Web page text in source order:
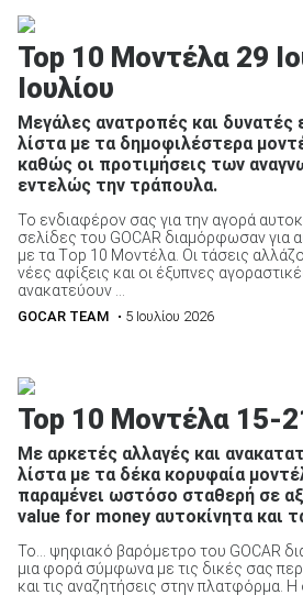
Top 10 Μοντέλα 29
Ιουλίου
Μεγάλες ανατροπές και δυνατές
λίστα με τα δημοφιλέστερα
καθώς οι προτιμήσεις των
εντελώς την τράπουλα.
Το ενδιαφέρον σας για την αγορά
σελίδες του GOCAR διαμόρφωσαν για
με τα Τop 10 Μοντέλα. Οι τάσεις
νέες αφίξεις και οι έξυπνες
ανακατεύουν ...
GOCAR TEAM • 5 Ιουλίου 2026
Top 10 Μοντέλα 15-
Με αρκετές αλλαγές και
λίστα με τα δέκα κορυφαία
παραμένει ωστόσο σταθερή σε
value for money αυτοκίνητα και
Το… ψηφιακό βαρόμετρο του GOCAR
μια φορά σύμφωνα με τις δικές σας
και τις αναζητήσεις στην πλατφόρμα.